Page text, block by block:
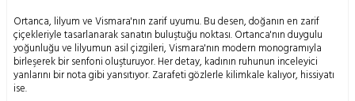
Ortanca, lilyum ve Vismara'nın zarif uyumu. Bu desen, doğanın en zarif
çiçekleriyle tasarlanarak sanatın buluştuğu noktası. Ortanca'nın duygulu
yoğunluğu ve lilyumun asil çizgileri, Vismara'nın modern monogramıyla
birleşerek bir senfoni oluşturuyor. Her detay, kadının ruhunun inceleyici
yanlarını bir nota gibi yansıtıyor. Zarafeti gözlerle kilimkale kalıyor, hissiyatı
ise.